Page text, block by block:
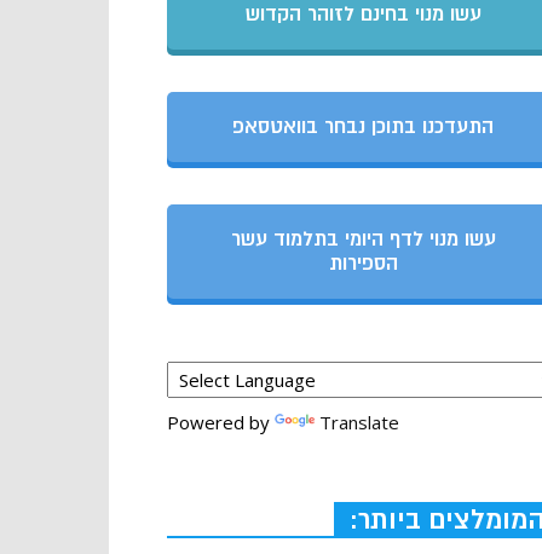
עשו מנוי בחינם לזוהר הקדוש
התעדכנו בתוכן נבחר בוואטסאפ
עשו מנוי לדף היומי בתלמוד עשר
הספירות
Powered by Translate
המומלצים ביותר: